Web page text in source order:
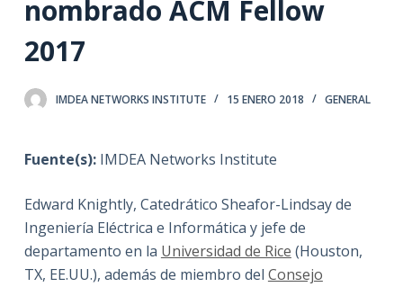
n
n
d
o
nombrado ACM Fellow
2017
IMDEA NETWORKS INSTITUTE 15 ENERO 2018 GENERAL
Fuente(s):IMDEA Networks Institute
Edward Knightly, Catedrático Sheafor-Lindsay de
Ingeniería Eléctrica e Informática y jefe de
departamento en la Universidad de Rice (Houston,
TX, EE.UU.), además de miembro del Consejo